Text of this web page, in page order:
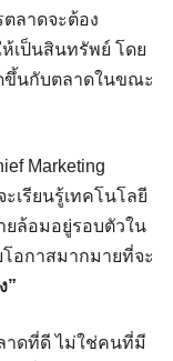
ลาดจะต้อง
เป็นสินทรัพย์ โดย
ขึ้นกับตลาดในขณะ
Marketing
เรียนรู้เทคโนโลยี
ยล้อมอยู่รอบตัวใน
โอกาสมากมายที่จะ
”
าดที่ดี ไม่ใช่คนที่มี